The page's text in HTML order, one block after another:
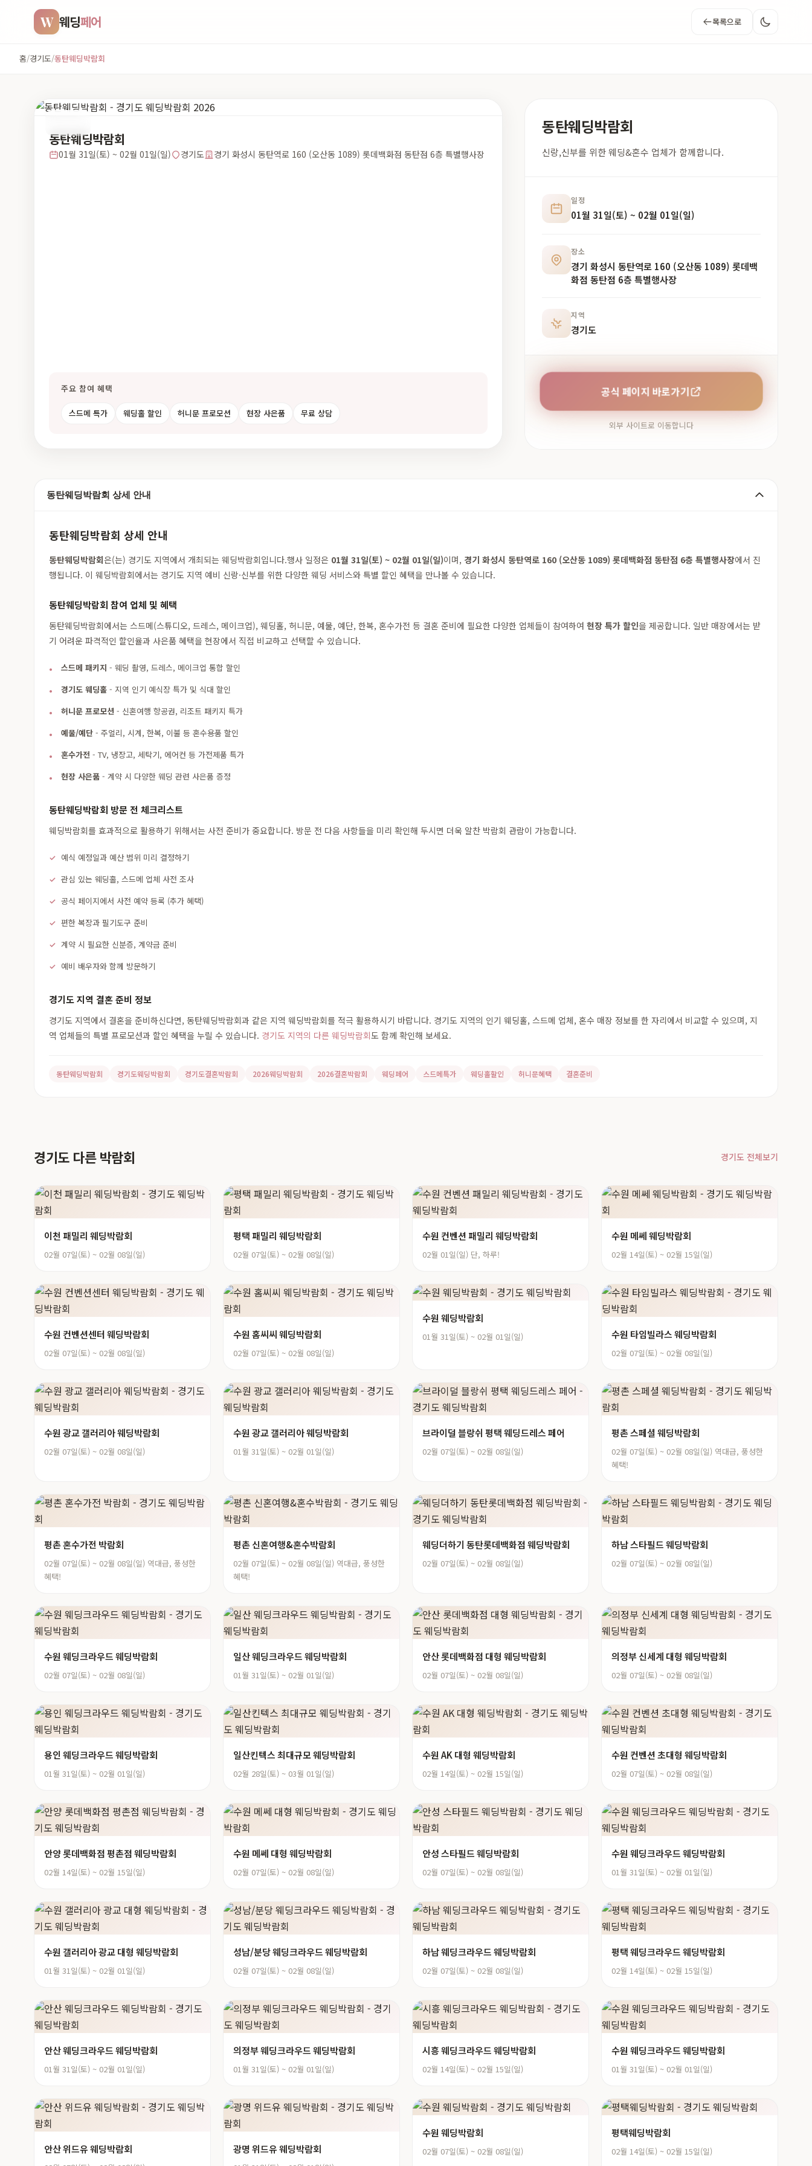
W 웨딩페어 목록으로
홈/경기도/동탄웨딩박람회
동탄웨딩박람회
01월 31일(토) ~ 02월 01일(일) 경기도 경기 화성시 동탄역로 160 (오산동 1089) 롯데백화점 동탄점 6층 특별행사장
주요 참여 혜택
스드메 특가 웨딩홀 할인 허니문 프로모션 현장 사은품 무료 상담
동탄웨딩박람회
신랑,신부를 위한 웨딩&혼수 업체가 함께합니다.
일정
01월 31일(토) ~ 02월 01일(일)
장소
경기 화성시 동탄역로 160 (오산동 1089) 롯데백
화점 동탄점 6층 특별행사장
지역
경기도
공식 페이지 바로가기
외부 사이트로 이동합니다
동탄웨딩박람회 상세 안내
동탄웨딩박람회 상세 안내
동탄웨딩박람회은(는) 경기도 지역에서 개최되는 웨딩박람회입니다.행사 일정은 01월 31일(토) ~ 02월 01일(일)이며, 경기 화성시 동탄역로 160 (오산동 1089) 롯데백화점 동탄점 6층 특별행사장에서 진
행됩니다. 이 웨딩박람회에서는 경기도 지역 예비 신랑·신부를 위한 다양한 웨딩 서비스와 특별 할인 혜택을 만나볼 수 있습니다.
동탄웨딩박람회 참여 업체 및 혜택
동탄웨딩박람회에서는 스드메(스튜디오, 드레스, 메이크업), 웨딩홀, 허니문, 예물, 예단, 한복, 혼수가전 등 결혼 준비에 필요한 다양한 업체들이 참여하여 현장 특가 할인을 제공합니다. 일반 매장에서는 받
기 어려운 파격적인 할인율과 사은품 혜택을 현장에서 직접 비교하고 선택할 수 있습니다.
스드메 패키지 - 웨딩 촬영, 드레스, 메이크업 통합 할인
경기도 웨딩홀 - 지역 인기 예식장 특가 및 식대 할인
허니문 프로모션 - 신혼여행 항공권, 리조트 패키지 특가
예물/예단 - 주얼리, 시계, 한복, 이불 등 혼수용품 할인
혼수가전 - TV, 냉장고, 세탁기, 에어컨 등 가전제품 특가
현장 사은품 - 계약 시 다양한 웨딩 관련 사은품 증정
동탄웨딩박람회 방문 전 체크리스트
웨딩박람회를 효과적으로 활용하기 위해서는 사전 준비가 중요합니다. 방문 전 다음 사항들을 미리 확인해 두시면 더욱 알찬 박람회 관람이 가능합니다.
예식 예정일과 예산 범위 미리 결정하기
관심 있는 웨딩홀, 스드메 업체 사전 조사
공식 페이지에서 사전 예약 등록 (추가 혜택)
편한 복장과 필기도구 준비
계약 시 필요한 신분증, 계약금 준비
예비 배우자와 함께 방문하기
경기도 지역 결혼 준비 정보
경기도 지역에서 결혼을 준비하신다면, 동탄웨딩박람회과 같은 지역 웨딩박람회를 적극 활용하시기 바랍니다. 경기도 지역의 인기 웨딩홀, 스드메 업체, 혼수 매장 정보를 한 자리에서 비교할 수 있으며, 지
역 업체들의 특별 프로모션과 할인 혜택을 누릴 수 있습니다. 경기도 지역의 다른 웨딩박람회도 함께 확인해 보세요.
동탄웨딩박람회 경기도웨딩박람회 경기도결혼박람회 2026웨딩박람회 2026결혼박람회 웨딩페어 스드메특가 웨딩홀할인 허니문혜택 결혼준비
경기도 다른 박람회 경기도 전체보기
이천 패밀리 웨딩박람회
02월 07일(토) ~ 02월 08일(일)
평택 패밀리 웨딩박람회
02월 07일(토) ~ 02월 08일(일)
수원 컨벤션 패밀리 웨딩박람회
02월 01일(일) 단, 하루!
수원 메쎄 웨딩박람회
02월 14일(토) ~ 02월 15일(일)
수원 컨벤션센터 웨딩박람회
02월 07일(토) ~ 02월 08일(일)
수원 홈씨씨 웨딩박람회
02월 07일(토) ~ 02월 08일(일)
수원 웨딩박람회
01월 31일(토) ~ 02월 01일(일) 수원 타임빌라스 웨딩박람회
02월 07일(토) ~ 02월 08일(일)
수원 광교 갤러리아 웨딩박람회
02월 07일(토) ~ 02월 08일(일)
수원 광교 갤러리아 웨딩박람회
01월 31일(토) ~ 02월 01일(일)
브라이덜 블랑쉬 평택 웨딩드레스 페어
02월 07일(토) ~ 02월 08일(일)
평촌 스페셜 웨딩박람회
02월 07일(토) ~ 02월 08일(일) 역대급, 풍성한
혜택!
평촌 혼수가전 박람회
02월 07일(토) ~ 02월 08일(일) 역대급, 풍성한
혜택!
평촌 신혼여행&혼수박람회
02월 07일(토) ~ 02월 08일(일) 역대급, 풍성한
혜택!
웨딩더하기 동탄롯데백화점 웨딩박람회
02월 07일(토) ~ 02월 08일(일)
하남 스타필드 웨딩박람회
02월 07일(토) ~ 02월 08일(일)
수원 웨딩크라우드 웨딩박람회
02월 07일(토) ~ 02월 08일(일)
일산 웨딩크라우드 웨딩박람회
01월 31일(토) ~ 02월 01일(일)
안산 롯데백화점 대형 웨딩박람회
02월 07일(토) ~ 02월 08일(일)
의정부 신세계 대형 웨딩박람회
02월 07일(토) ~ 02월 08일(일)
용인 웨딩크라우드 웨딩박람회
01월 31일(토) ~ 02월 01일(일)
일산킨텍스 최대규모 웨딩박람회
02월 28일(토) ~ 03월 01일(일)
수원 AK 대형 웨딩박람회
02월 14일(토) ~ 02월 15일(일)
수원 컨벤션 초대형 웨딩박람회
02월 07일(토) ~ 02월 08일(일)
안양 롯데백화점 평촌점 웨딩박람회
02월 14일(토) ~ 02월 15일(일)
수원 메쎄 대형 웨딩박람회
02월 07일(토) ~ 02월 08일(일)
안성 스타필드 웨딩박람회
02월 07일(토) ~ 02월 08일(일)
수원 웨딩크라우드 웨딩박람회
01월 31일(토) ~ 02월 01일(일)
수원 갤러리아 광교 대형 웨딩박람회
01월 31일(토) ~ 02월 01일(일)
성남/분당 웨딩크라우드 웨딩박람회
02월 07일(토) ~ 02월 08일(일)
하남 웨딩크라우드 웨딩박람회
02월 07일(토) ~ 02월 08일(일)
평택 웨딩크라우드 웨딩박람회
02월 14일(토) ~ 02월 15일(일)
안산 웨딩크라우드 웨딩박람회
01월 31일(토) ~ 02월 01일(일)
의정부 웨딩크라우드 웨딩박람회
01월 31일(토) ~ 02월 01일(일)
시흥 웨딩크라우드 웨딩박람회
02월 14일(토) ~ 02월 15일(일)
수원 웨딩크라우드 웨딩박람회
01월 31일(토) ~ 02월 01일(일)
안산 위드유 웨딩박람회 광명 위드유 웨딩박람회
수원 웨딩박람회
02월 07일(토) ~ 02월 08일(일)
평택웨딩박람회
02월 14일(토) ~ 02월 15일(일)